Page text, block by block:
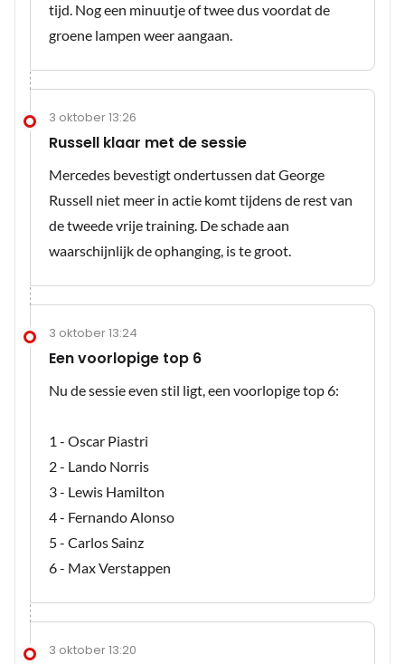
tijd. Nog een minuutje of twee dus voordat de
groene lampen weer aangaan.
3 oktober 13:26
Russell klaar met de sessie
Mercedes bevestigt ondertussen dat George
Russell niet meer in actie komt tijdens de rest van
de tweede vrije training. De schade aan
waarschijnlijk de ophanging, is te groot.
3 oktober 13:24
Een voorlopige top 6
Nu de sessie even stil ligt, een voorlopige top 6:
1 - Oscar Piastri
2 - Lando Norris
3 - Lewis Hamilton
4 - Fernando Alonso
5 - Carlos Sainz
6 - Max Verstappen
3 oktober 13:20